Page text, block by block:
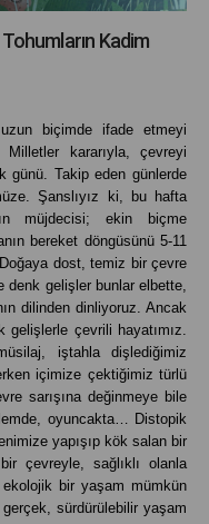
Kadim
biçimde ifade etmeyi
kararıyla, çevreyi
günü. Takip eden günlerde
Şanslıyız ki, bu hafta
müjdecisi; ekin biçme
bereket döngüsünü 5-11
dost, temiz bir çevre
denk gelişler bunlar elbette,
dilinden dinliyoruz. Ancak
çevrili hayatımız.
iştahla dişlediğimiz
içimize çektiğimiz türlü
sarışına değinmeye bile
oyuncakta… Distopik
yapışıp kök salan bir
çevreyle, sağlıklı olanla
ekolojik bir yaşam mümkün
sürdürülebilir yaşam